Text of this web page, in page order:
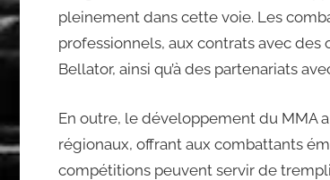
pleinement dans cette voie. Les
professionnels, aux contrats avec
Bellator, ainsi qu’à des partenariats
En outre, le développement du MMA
régionaux, offrant aux combattants
compétitions peuvent servir de